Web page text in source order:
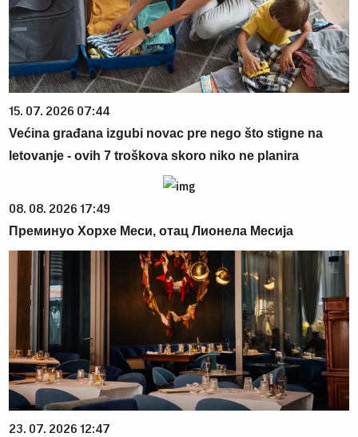
15. 07. 2026 07:44
Većina građana izgubi novac pre nego što stigne na
letovanje - ovih 7 troškova skoro niko ne planira
08. 08. 2026 17:49
Преминуо Хорхе Меси, отац Лионела Месија
23. 07. 2026 12:47